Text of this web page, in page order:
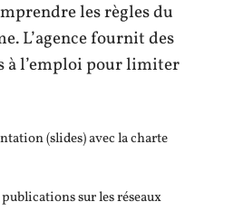
les règles du
L’agence fournit des
à l’emploi pour limiter
(slides) avec la charte
sur les réseaux